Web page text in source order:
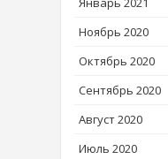
Ноябрь 2020
Октябрь 2020
Сентябрь 2020
Август 2020
Июль 2020